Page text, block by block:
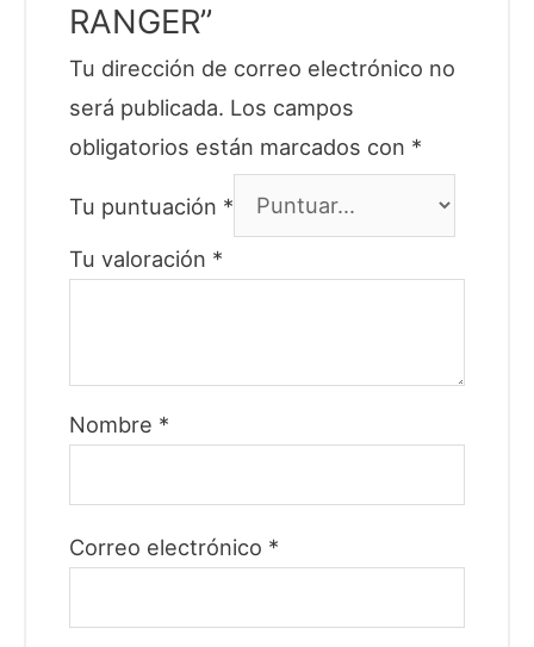
RANGER”
Tu dirección de correo electrónico no
será publicada. Los campos
obligatorios están marcados con *
Tu puntuación *
Tu valoración *
Nombre *
Correo electrónico *